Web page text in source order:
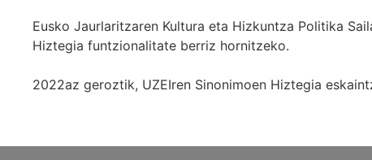
Eusko Jaurlaritzaren Kultura eta Hizkuntza Politika
Hiztegia funtzionalitate berriz hornitzeko.
2022az geroztik, UZEIren Sinonimoen Hiztegia